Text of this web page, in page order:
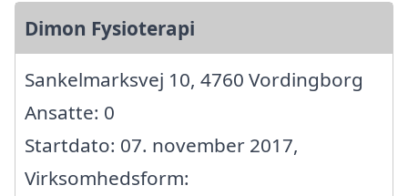
Dimon Fysioterapi
Sankelmarksvej 10, 4760 Vordingborg
Ansatte: 0
Startdato: 07. november 2017,
Virksomhedsform: